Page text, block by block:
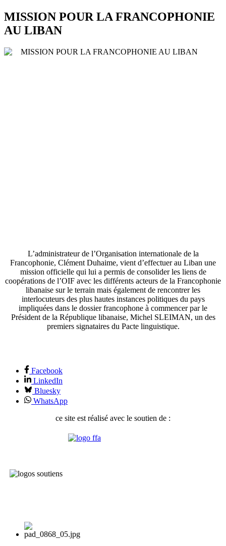
MISSION POUR LA FRANCOPHONIE
AU LIBAN
L’administrateur de l’Organisation internationale de la
Francophonie, Clément Duhaime, vient d’effectuer au Liban une
mission officielle qui lui a permis de consolider les liens de
coopérations de l’OIF avec les différents acteurs de la Francophonie
libanaise sur le terrain mais également de rencontrer les
interlocuteurs des plus hautes instances politiques du pays
impliquées dans le dossier francophone à commencer par le
Président de la République libanaise, Michel SLEIMAN, un des
premiers signataires du Pacte linguistique.
Facebook
LinkedIn
Bluesky
WhatsApp
ce site est réalisé avec le soutien de :